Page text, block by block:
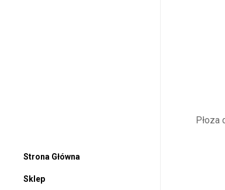
Strona Główna
Sklep
Płoza